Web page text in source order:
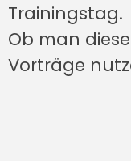
Trainingstag.
Ob man
Vorträge